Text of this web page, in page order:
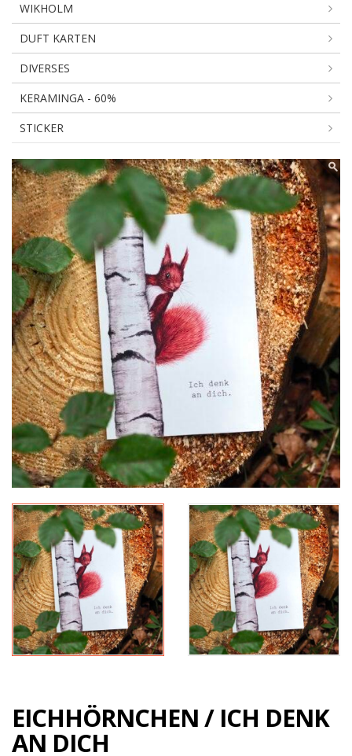
WIKHOLM
DUFT KARTEN
DIVERSES
KERAMINGA - 60%
STICKER
EICHHÖRNCHEN / ICH DENK
AN DICH